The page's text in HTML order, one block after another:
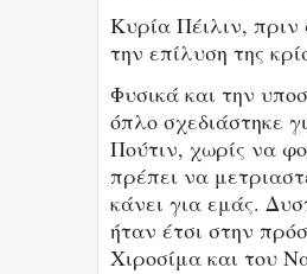
Κυρία Πέιλιν,
την επίλυση της
Φυσικά και την
όπλο σχεδιάστηκε
Πούτιν, χωρίς να
πρέπει να
κάνει για εμάς.
ήταν έτσι στην
Χιροσίμα και του